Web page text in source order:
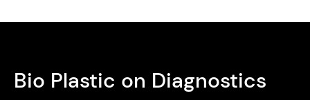
Bio Plastic on Diagnostics